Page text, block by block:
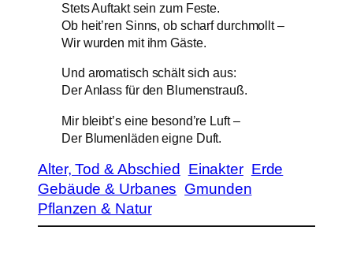
Stets Auftakt sein zum Feste.
Ob heit’ren Sinns, ob scharf durchmollt –
Wir wurden mit ihm Gäste.
Und aromatisch schält sich aus:
Der Anlass für den Blumenstrauß.
Mir bleibt’s eine besond’re Luft –
Der Blumenläden eigne Duft.
Alter, Tod & Abschied Einakter Erde
Gebäude & Urbanes Gmunden
Pflanzen & Natur